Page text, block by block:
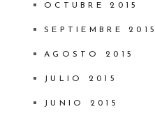
OCTUBRE 2015
SEPTIEMBRE 2015
AGOSTO 2015
JULIO 2015
JUNIO 2015